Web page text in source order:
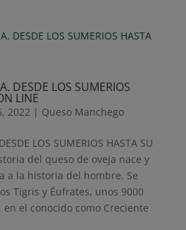
DESDE LOS SUMERIOS
LINE
2022 | Queso Manchego
LOS SUMERIOS HASTA SU
del queso de oveja nace y
a la historia del hombre. Se
Tigris y Éufrates, unos 9000
el conocido como Creciente